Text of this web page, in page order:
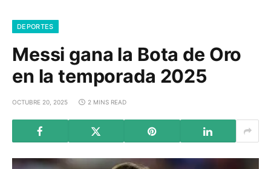
DEPORTES
Messi gana la Bota de Oro
en la temporada 2025
OCTUBRE 20, 2025 2 MINS READ